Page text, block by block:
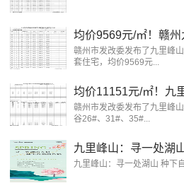
赣州市发改委发布了九里峰
套住宅，均价9569元...
赣州市发改委发布了九里峰
谷26#、31#、35#...
九里峰山：寻一处湖
九里峰山：寻一处湖山 种下